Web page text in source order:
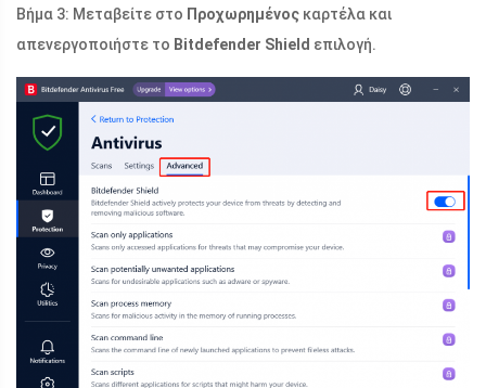
Βήμα 3: Μεταβείτε στο Προχωρημένος καρτέλα και
απενεργοποιήστε το Bitdefender Shield επιλογή.